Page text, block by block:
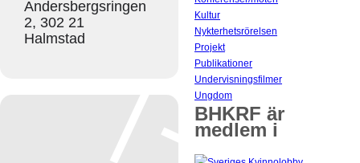
Andersbergsringen
2, 302 21
Halmstad
Kultur
Nykterhetsrörelsen
Projekt
Publikationer
Undervisningsfilmer
Ungdom
BHKRF är
medlem i